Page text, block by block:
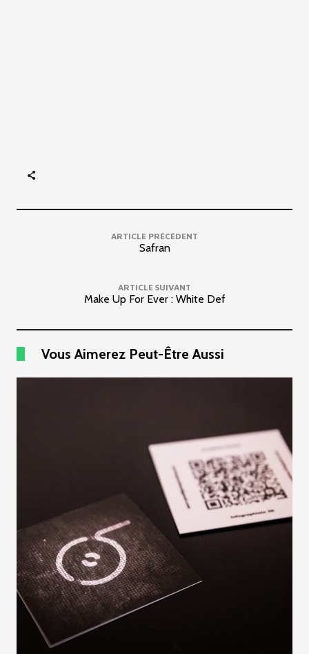
ARTICLE PRÉCÉDENT
Safran
ARTICLE SUIVANT
Make Up For Ever : White Def
Vous Aimerez Peut-Être Aussi